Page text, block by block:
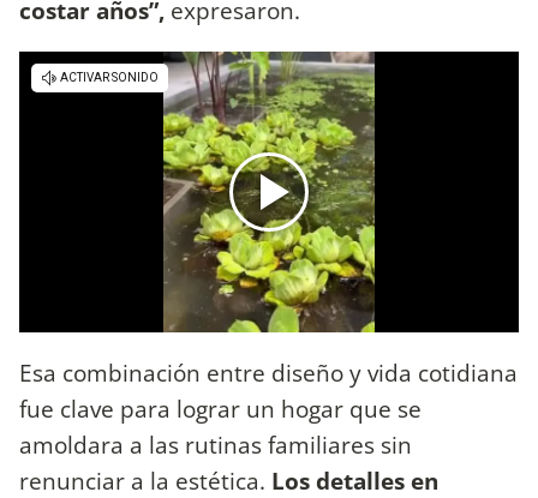
costar años”, expresaron.
Esa combinación entre diseño y vida cotidiana
fue clave para lograr un hogar que se
amoldara a las rutinas familiares sin
renunciar a la estética. Los detalles en